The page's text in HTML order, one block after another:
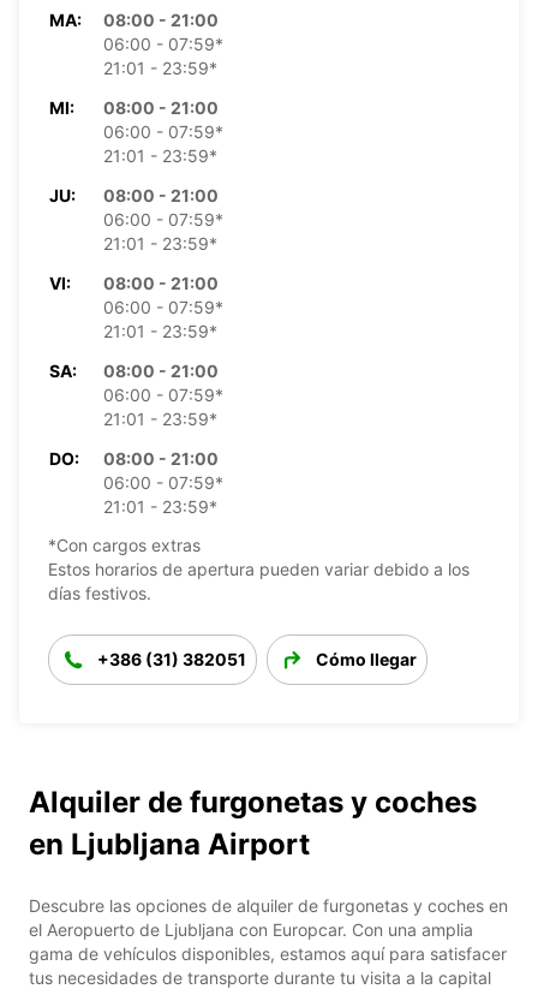
MA:
08:00 - 21:00
06:00 - 07:59*
21:01 - 23:59*
MI:
08:00 - 21:00
06:00 - 07:59*
21:01 - 23:59*
JU:
08:00 - 21:00
06:00 - 07:59*
21:01 - 23:59*
VI:
08:00 - 21:00
06:00 - 07:59*
21:01 - 23:59*
SA:
08:00 - 21:00
06:00 - 07:59*
21:01 - 23:59*
DO:
08:00 - 21:00
06:00 - 07:59*
21:01 - 23:59*
*Con cargos extras
Estos horarios de apertura pueden variar debido a los
días festivos.
+386 (31) 382051 Cómo llegar
Alquiler de furgonetas y coches
en Ljubljana Airport
Descubre las opciones de alquiler de furgonetas y coches en
el Aeropuerto de Ljubljana con Europcar. Con una amplia
gama de vehículos disponibles, estamos aquí para satisfacer
tus necesidades de transporte durante tu visita a la capital